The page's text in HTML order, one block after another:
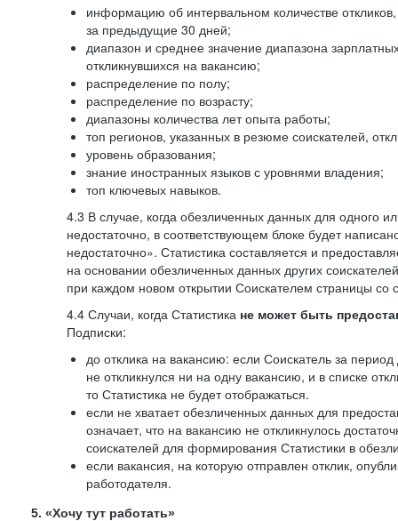
информацию об интервальном количестве
за предыдущие 30 дней;
диапазон и среднее значение диапазона
откликнувшихся на вакансию;
распределение по полу;
распределение по возрасту;
диапазоны количества лет опыта работы;
топ регионов, указанных в резюме соискателей,
уровень образования;
знание иностранных языков с уровнями владения;
топ ключевых навыков.
4.3 В случае, когда обезличенных данных для одного
недостаточно, в соответствующем блоке будет
недостаточно». Статистика составляется и
на основании обезличенных данных других
при каждом новом открытии Соискателем страницы со
4.4 Случаи, когда Статистика не может быть
Подписки:
до отклика на вакансию: если Соискатель за период
не откликнулся ни на одну вакансию, и в списке
то Статистика не будет отображаться.
если не хватает обезличенных данных для
означает, что на вакансию не откликнулось
соискателей для формирования Статистики в
если вакансия, на которую отправлен отклик,
работодателя.
5. «Хочу тут работать»